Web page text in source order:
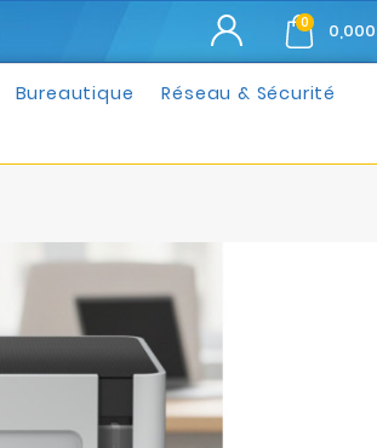
0
Bureautique Réseau & Sécurité